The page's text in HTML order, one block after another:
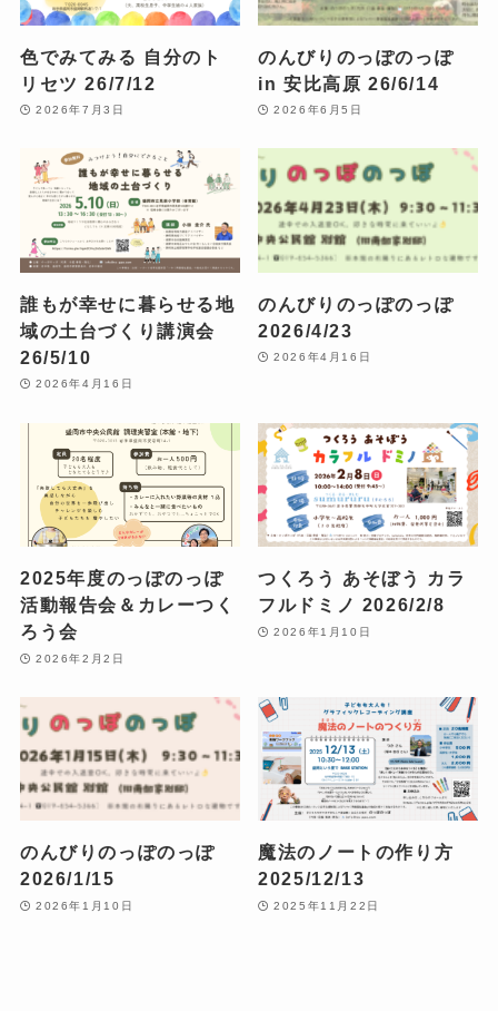
色でみてみる 自分のト
リセツ 26/7/12
2026年7月3日
のんびりのっぽのっぽ
in 安比高原 26/6/14
2026年6月5日
誰もが幸せに暮らせる地
域の土台づくり講演会
26/5/10
2026年4月16日
のんびりのっぽのっぽ
2026/4/23
2026年4月16日
2025年度のっぽのっぽ
活動報告会＆カレーつく
ろう会
2026年2月2日
つくろう あそぼう カラ
フルドミノ 2026/2/8
2026年1月10日
のんびりのっぽのっぽ
2026/1/15
2026年1月10日
魔法のノートの作り方
2025/12/13
2025年11月22日